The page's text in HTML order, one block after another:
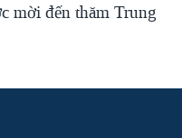
mời đến thăm Trung